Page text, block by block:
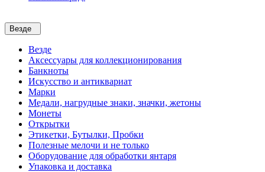
Везде
Везде
Аксессуары для коллекционирования
Банкноты
Искусство и антиквариат
Марки
Медали, нагрудные знаки, значки, жетоны
Монеты
Открытки
Этикетки, Бутылки, Пробки
Полезные мелочи и не только
Оборудование для обработки янтаря
Упаковка и доставка